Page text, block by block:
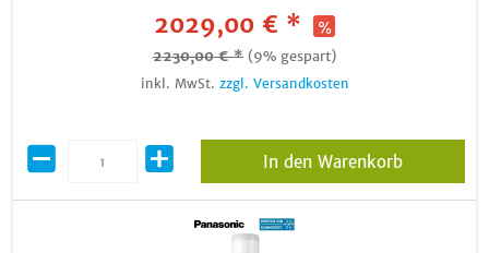
2029,00 € *
2230,00 € * (9% gespart)
inkl. MwSt. zzgl. Versandkosten
In den Warenkorb